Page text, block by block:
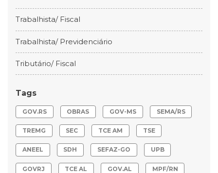
Trabalhista/ Fiscal
Trabalhista/ Previdenciário
Tributário/ Fiscal
Tags
GOV.RS OBRAS GOV-MS SEMA/RS
TREMG SEC TCE AM TSE
ANEEL SDH SEFAZ-GO UPB
GOVRJ TCE AL GOV.AL MPF/RN